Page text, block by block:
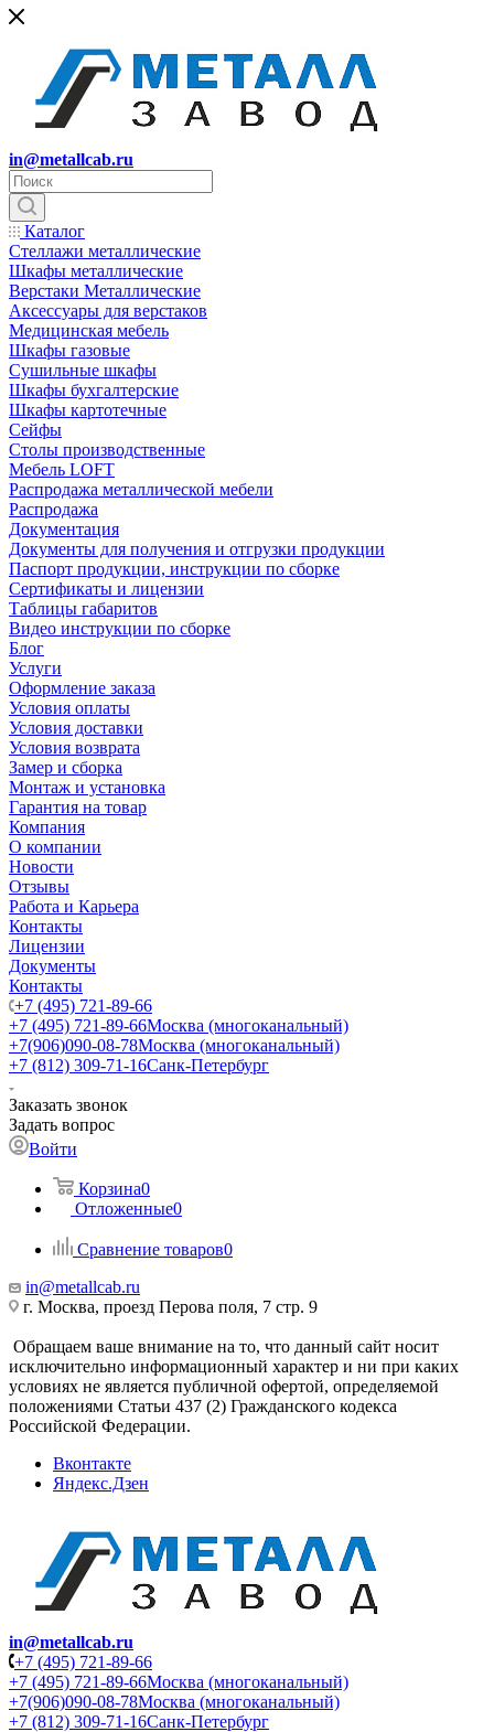
in@metallcab.ru
Каталог
Стеллажи металлические
Шкафы металлические
Верстаки Металлические
Аксессуары для верстаков
Медицинская мебель
Шкафы газовые
Сушильные шкафы
Шкафы бухгалтерские
Шкафы картотечные
Сейфы
Столы производственные
Мебель LOFT
Распродажа металлической мебели
Распродажа
Документация
Документы для получения и отгрузки продукции
Паспорт продукции, инструкции по сборке
Сертификаты и лицензии
Таблицы габаритов
Видео инструкции по сборке
Блог
Услуги
Оформление заказа
Условия оплаты
Условия доставки
Условия возврата
Замер и сборка
Монтаж и установка
Гарантия на товар
Компания
О компании
Новости
Отзывы
Работа и Карьера
Контакты
Лицензии
Документы
Контакты
+7 (495) 721-89-66
+7 (495) 721-89-66Москва (многоканальный)
+7(906)090-08-78Москва (многоканальный)
+7 (812) 309-71-16Санк-Петербург
Заказать звонок
Задать вопрос
Войти
Корзина0
Отложенные0
Сравнение товаров0
in@metallcab.ru
г. Москва, проезд Перова поля, 7 стр. 9
Обращаем ваше внимание на то, что данный сайт носит
исключительно информационный характер и ни при каких
условиях не является публичной офертой, определяемой
положениями Статьи 437 (2) Гражданского кодекса
Российской Федерации.
Вконтакте
Яндекс.Дзен
in@metallcab.ru
+7 (495) 721-89-66
+7 (495) 721-89-66Москва (многоканальный)
+7(906)090-08-78Москва (многоканальный)
+7 (812) 309-71-16Санк-Петербург